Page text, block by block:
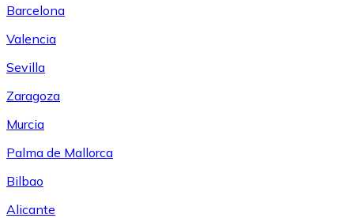
Barcelona
Valencia
Sevilla
Zaragoza
Murcia
Palma de Mallorca
Bilbao
Alicante